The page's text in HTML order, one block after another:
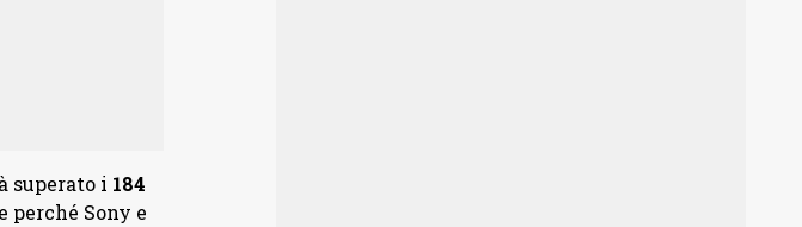
superato i 184
perché Sony e